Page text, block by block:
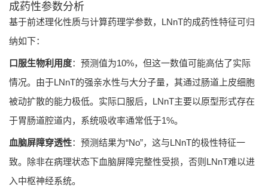
成药性参数分析
基于前述理化性质与计算药理学参数，LNnT的成药性特征可归
纳如下：
口服生物利用度：预测值为10%，但这一数值可能高估了实际
情况。由于LNnT的强亲水性与大分子量，其通过肠道上皮细胞
被动扩散的能力极低。实际口服后，LNnT主要以原型形式存在
于胃肠道腔道内，系统吸收率通常低于1%。
血脑屏障穿透性：预测结果为“No”，这与LNnT的极性特征一
致。除非在病理状态下血脑屏障完整性受损，否则LNnT难以进
入中枢神经系统。